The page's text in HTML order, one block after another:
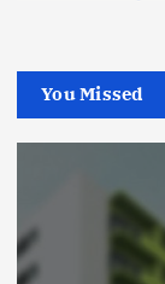
You Missed